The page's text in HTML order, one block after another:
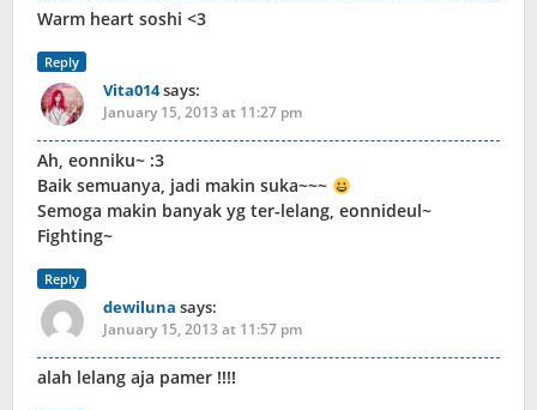
Warm heart soshi <3
Reply
Vita014says:
January 15, 2013 at 11:27 pm
Ah, eonniku~ :3
Baik semuanya, jadi makin suka~~~
Semoga makin banyak yg ter-lelang, eonnideul~
Fighting~
Reply
dewiluna says:
January 15, 2013 at 11:57 pm
alah lelang aja pamer !!!!